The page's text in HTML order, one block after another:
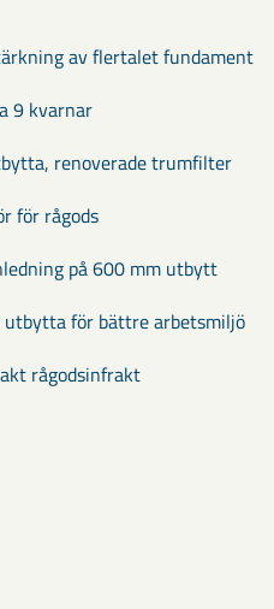
av flertalet fundament
9 kvarnar
renoverade trumfilter
för rågods
på 600 mm utbytt
utbytta för bättre arbetsmiljö
rågodsinfrakt